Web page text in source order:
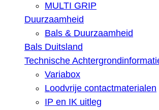
MULTI GRIP
Duurzaamheid
Bals & Duurzaamheid
Bals Duitsland
Technische
Variabox
Loodvrije contactmaterialen
IP en IK uitleg